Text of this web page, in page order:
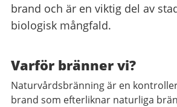
brand och är en viktig del av
biologisk mångfald.
Varför bränner vi?
Naturvårdsbränning är en
brand som efterliknar naturliga